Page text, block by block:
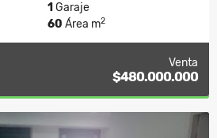
1 Garaje
60 Área m2
Venta
$480.000.000